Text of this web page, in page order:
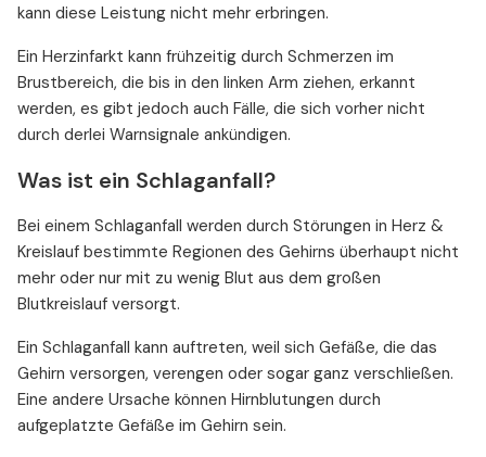
kann diese Leistung nicht mehr erbringen.
Ein Herzinfarkt kann frühzeitig durch Schmerzen im
Brustbereich, die bis in den linken Arm ziehen, erkannt
werden, es gibt jedoch auch Fälle, die sich vorher nicht
durch derlei Warnsignale ankündigen.
Was ist ein Schlaganfall?
Bei einem Schlaganfall werden durch Störungen in Herz &
Kreislauf bestimmte Regionen des Gehirns überhaupt nicht
mehr oder nur mit zu wenig Blut aus dem großen
Blutkreislauf versorgt.
Ein Schlaganfall kann auftreten, weil sich Gefäße, die das
Gehirn versorgen, verengen oder sogar ganz verschließen.
Eine andere Ursache können Hirnblutungen durch
aufgeplatzte Gefäße im Gehirn sein.